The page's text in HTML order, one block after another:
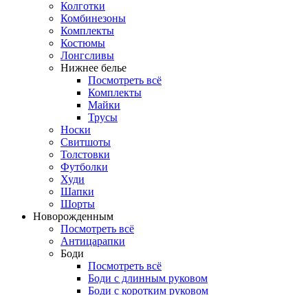
Колготки
Комбинезоны
Комплекты
Костюмы
Лонгсливы
Нижнее белье
Посмотреть всё
Комплекты
Майки
Трусы
Носки
Свитшоты
Толстовки
Футболки
Худи
Шапки
Шорты
Новорожденным
Посмотреть всё
Антицарапки
Боди
Посмотреть всё
Боди с длинным руковом
Боди с коротким руковом